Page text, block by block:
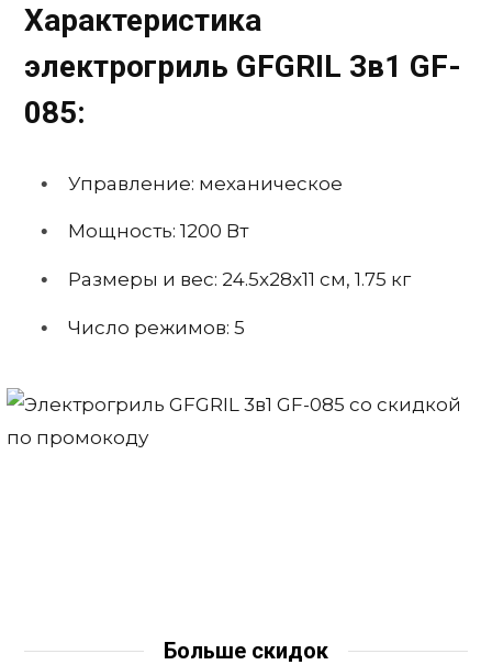
Характеристика
электрогриль GFGRIL 3в1 GF-
085:
Управление: механическое
Мощность: 1200 Вт
Размеры и вес: 24.5x28x11 см, 1.75 кг
Число режимов: 5
Больше скидок